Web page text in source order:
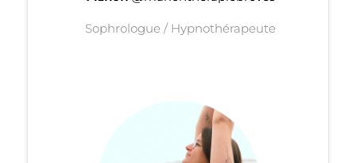
Sophrologue / Hypnothérapeute